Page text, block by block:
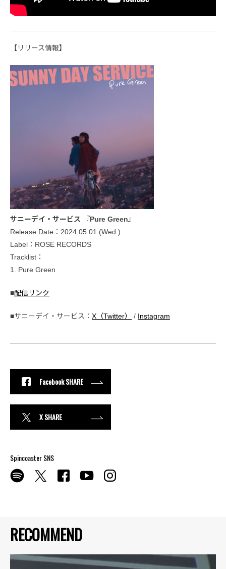
RECOMMEND
【リリース情報】
サニーデイ・サービス 『Pure Green』
Release Date：2024.05.01 (Wed.)
Label：ROSE RECORDS
Tracklist：
1. Pure Green
■配信リンク
■サニーデイ・サービス： X（Twitter） / Instagram
Facebook SHARE
X SHARE
Spincoaster SNS